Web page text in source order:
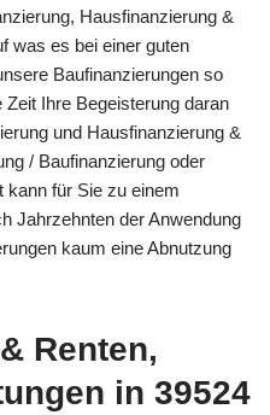
Hausfinanzierung &
was es bei einer guten
Baufinanzierungen so
Ihre Begeisterung daran
und Hausfinanzierung &
/ Baufinanzierung oder
kann für Sie zu einem
Jahrzehnten der Anwendung
kaum eine Abnutzung
Renten,
in 39524